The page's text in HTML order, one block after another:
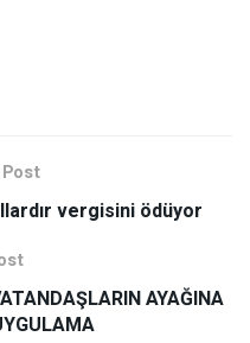
vergisini ödüyor
AYAĞINA